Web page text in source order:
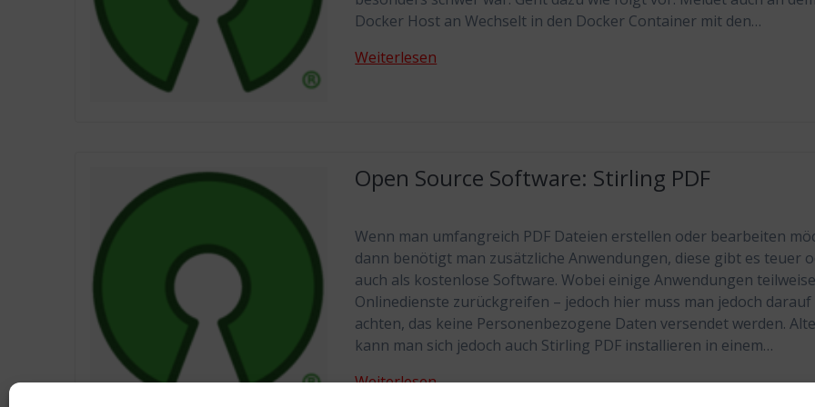
Docker Host an Wechselt in den Docker Container mit den…
Weiterlesen
Open Source Software: Stirling PDF
Wenn man umfangreich PDF Dateien erstellen oder bearbeiten
dann benötigt man zusätzliche Anwendungen, diese gibt es teuer
auch als kostenlose Software. Wobei einige Anwendungen
Onlinedienste zurückgreifen – jedoch hier muss man jedoch darauf
achten, das keine Personenbezogene Daten versendet werden.
kann man sich jedoch auch Stirling PDF installieren in einem…
Weiterlesen